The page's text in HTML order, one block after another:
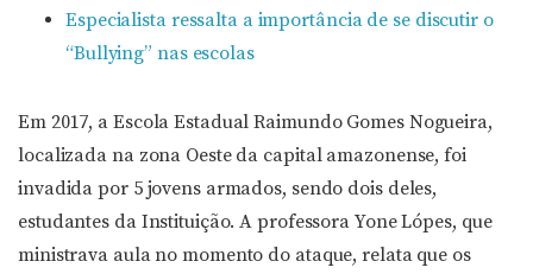
Especialista ressalta a importância de se discutir o
“Bullying” nas escolas
Em 2017, a Escola Estadual Raimundo Gomes Nogueira,
localizada na zona Oeste da capital amazonense, foi
invadida por 5 jovens armados, sendo dois deles,
estudantes da Instituição. A professora Yone Lópes, que
ministrava aula no momento do ataque, relata que os